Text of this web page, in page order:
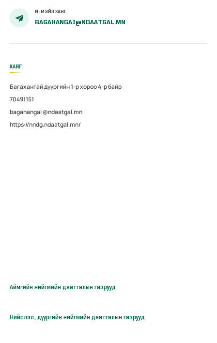
И-МЭЙЛ ХАЯГ
BAGAHANGAI@NDAATGAL.MN
ХАЯГ
Багахангай дүүргийн 1-р хороо 4-р байр
70491151
bagahangai @ndaatgal.mn
https://nndg.ndaatgal.mn/
Аймгийн нийгмийн даатгалын газрууд
Нийслэл, дүүргийн нийгмийн даатгалын газрууд